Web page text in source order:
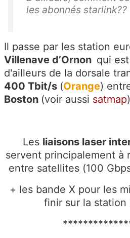
les abonnés starlink??
Il passe par les station
Villenave d’Ornon qui
d'ailleurs de la dorsale
400 Tbit/s (Orange)
Boston (voir aussi satmap)
Les liaisons laser
servent principalement à
entre satellites (100
+ les bande X pour les
finir sur la station